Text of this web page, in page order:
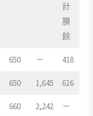
計
賸
餘
650 － 418
650 1,645 616
660 2,242 －